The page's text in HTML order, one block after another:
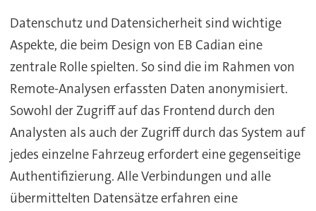
Datenschutz und Datensicherheit sind wichtige
Aspekte, die beim Design von EB Cadian eine
zentrale Rolle spielten. So sind die im Rahmen von
Remote-Analysen erfassten Daten anonymisiert.
Sowohl der Zugriff auf das Frontend durch den
Analysten als auch der Zugriff durch das System auf
jedes einzelne Fahrzeug erfordert eine gegenseitige
Authentifizierung. Alle Verbindungen und alle
übermittelten Datensätze erfahren eine